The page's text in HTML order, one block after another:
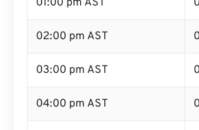
01:00 pm AST
02:00 pm AST
03:00 pm AST
04:00 pm AST